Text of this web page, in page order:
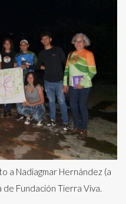
a Nadiagmar Hernández (a
Fundación Tierra Viva.